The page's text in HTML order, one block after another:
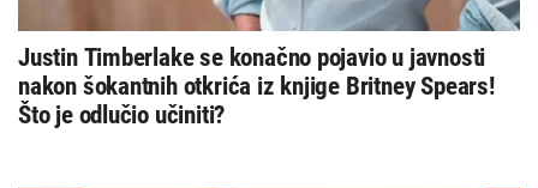
Justin Timberlake se konačno pojavio u javnosti
nakon šokantnih otkrića iz knjige Britney Spears!
Što je odlučio učiniti?